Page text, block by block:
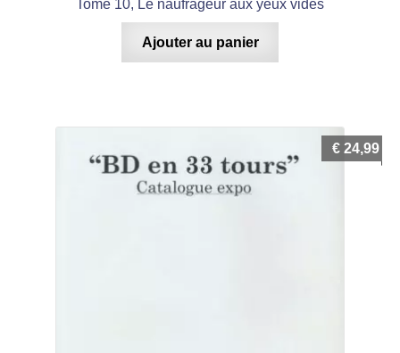
Tome 10, Le naufrageur aux yeux vides
Ajouter au panier
€ 24,99